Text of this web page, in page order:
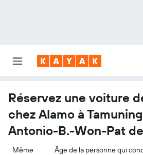
Réservez une voiture
chez Alamo à
Antonio-B.-Won-Pat
Même
Âge de la personne qui